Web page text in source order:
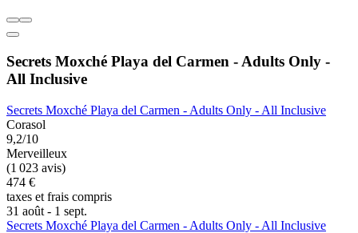
Secrets Moxché Playa del Carmen - Adults Only -
All Inclusive
Secrets Moxché Playa del Carmen - Adults Only - All Inclusive
Corasol
9,2/10
Merveilleux
(1 023 avis)
474 €
taxes et frais compris
31 août - 1 sept.
Secrets Moxché Playa del Carmen - Adults Only - All Inclusive